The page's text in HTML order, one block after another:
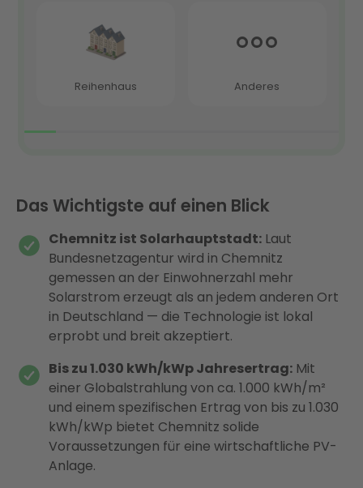
Das Wichtigste auf einen Blick
Chemnitz ist Solarhauptstadt: Laut
Bundesnetzagentur wird in Chemnitz
gemessen an der Einwohnerzahl mehr
Solarstrom erzeugt als an jedem anderen Ort
in Deutschland — die Technologie ist lokal
erprobt und breit akzeptiert.
Bis zu 1.030 kWh/kWp Jahresertrag: Mit
einer Globalstrahlung von ca. 1.000 kWh/m²
und einem spezifischen Ertrag von bis zu 1.030
kWh/kWp bietet Chemnitz solide
Voraussetzungen für eine wirtschaftliche PV-
Anlage.